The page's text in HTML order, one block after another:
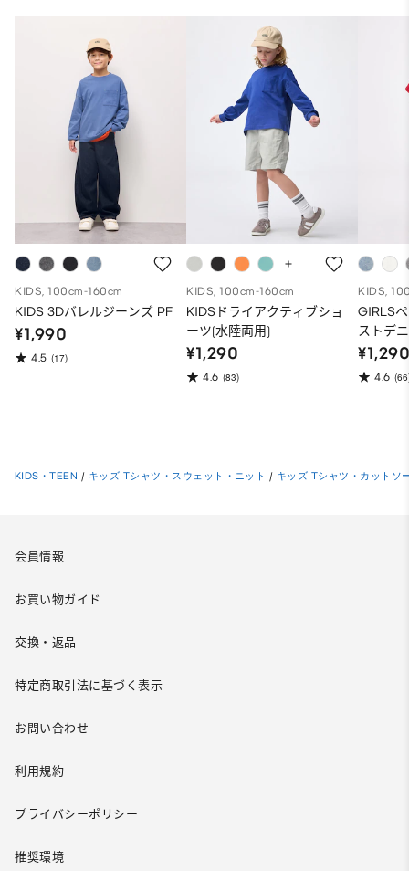
KIDS, 100cm-160cm
KIDS 3Dバレルジーンズ PF
¥1,990
4.5 (17)
KIDS, 100cm-160cm
KIDSドライアクティブショ
ーツ(水陸両用)
¥1,290
4.6 (83)
KIDS,
GIRLS
ストデ
4.6
KIDS・TEEN / キッズ Tシャツ・スウェット・ニット / キッズ Tシャツ・カットソ
会員情報
お買い物ガイド
交換・返品
特定商取引法に基づく表示
お問い合わせ
利用規約
プライバシーポリシー
推奨環境